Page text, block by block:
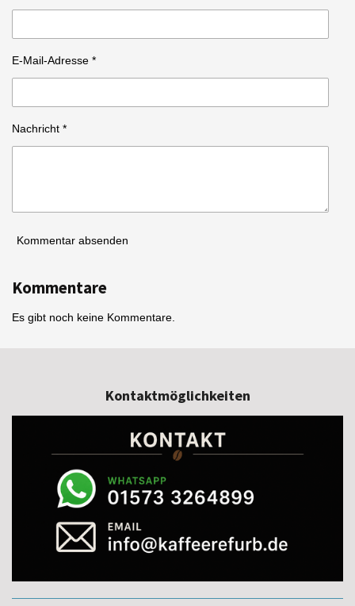
E-Mail-Adresse *
Nachricht *
Kommentar absenden
Kommentare
Es gibt noch keine Kommentare.
Kontaktmöglichkeiten